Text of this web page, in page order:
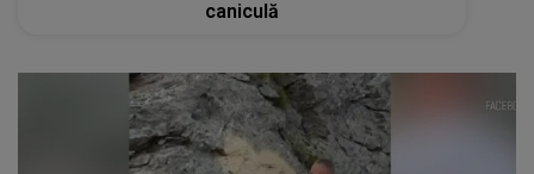
caniculă